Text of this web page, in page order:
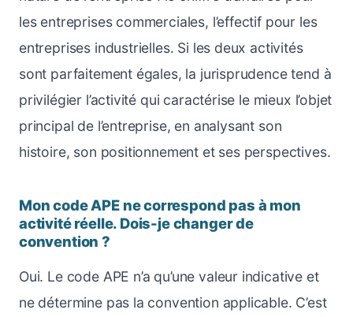
les entreprises commerciales, l’effectif pour les
entreprises industrielles. Si les deux activités
sont parfaitement égales, la jurisprudence tend à
privilégier l’activité qui caractérise le mieux l’objet
principal de l’entreprise, en analysant son
histoire, son positionnement et ses perspectives.
Mon code APE ne correspond pas à mon
activité réelle. Dois-je changer de
convention ?
Oui. Le code APE n’a qu’une valeur indicative et
ne détermine pas la convention applicable. C’est